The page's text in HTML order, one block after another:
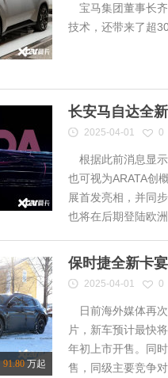
宝马集团董事长
技术，还带来了超
长安马自达全
2025-04-01 0
根据此前消息显
也可视为ARATA创
展首发亮相，并同
也将在后期登陆欧
91.80万起
保时捷全新卡
2025-04-01 0
日前海外媒体再
片，新车预计最快
年初上市开售。同
售，同级主要竞争